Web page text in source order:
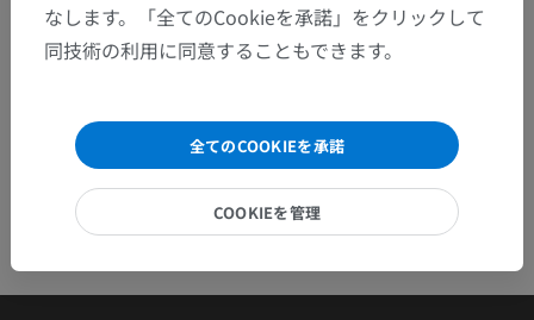
アプリを入手
なします。「全てのCookieを承諾」をクリックして
同技術の利用に同意することもできます。
全てのCOOKIEを承諾
COOKIEを管理